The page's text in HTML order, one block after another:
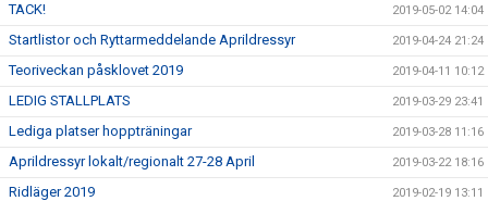
TACK! 2019-05-02 14:04
Startlistor och Ryttarmeddelande Aprildressyr 2019-04-24 21:24
Teoriveckan påsklovet 2019 2019-04-11 10:12
LEDIG STALLPLATS 2019-03-29 23:41
Lediga platser hoppträningar 2019-03-28 11:16
Aprildressyr lokalt/regionalt 27-28 April 2019-03-22 18:16
Ridläger 2019 2019-02-19 13:11